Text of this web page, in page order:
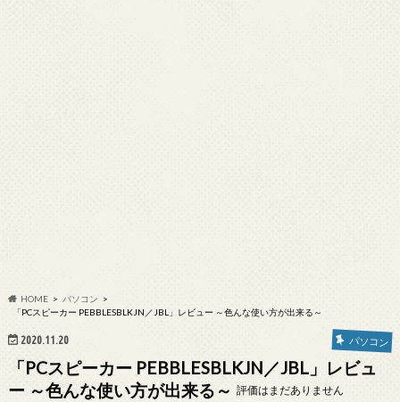
HOME
パソコン
「PCスピーカー PEBBLESBLKJN／JBL」レビュー ～色んな使い方が出来る～
2020.11.20 パソコン
「PCスピーカー PEBBLESBLKJN／JBL」レビュ
ー ～色んな使い方が出来る～ 評価はまだありません